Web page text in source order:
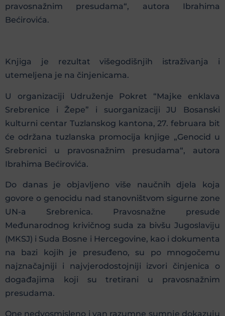
pravosnažnim presudama“, autora Ibrahima
Bećirovića.
Knjiga je rezultat višegodišnjih istraživanja i
utemeljena je na činjenicama.
U organizaciji Udruženje Pokret “Majke enklava
Srebrenice i Žepe” i suorganizaciji JU Bosanski
kulturni centar Tuzlanskog kantona, 27. februara bit
će održana tuzlanska promocija knjige „Genocid u
Srebrenici u pravosnažnim presudama“, autora
Ibrahima Bećirovića.
Do danas je objavljeno više naučnih djela koja
govore o genocidu nad stanovništvom sigurne zone
UN-a Srebrenica. Pravosnažne presude
Međunarodnog krivičnog suda za bivšu Jugoslaviju
(MKSJ) i Suda Bosne i Hercegovine, kao i dokumenta
na bazi kojih je presuđeno, su po mnogočemu
najznačajniji i najvjerodostojniji izvori činjenica o
događajima koji su tretirani u pravosnažnim
presudama.
One nedvosmisleno i van razumne sumnje dokazuju